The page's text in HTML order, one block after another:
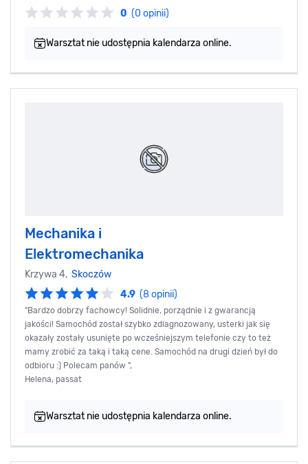
0 (0 opinii)
Warsztat nie udostępnia kalendarza online.
Mechanika i
Elektromechanika
Krzywa 4, Skoczów
4.9 (8 opinii)
"Bardzo dobrzy fachowcy! Solidnie, porządnie i z gwarancją
jakości! Samochód został szybko zdiagnozowany, usterki jak się
okazały zostały usunięte po wcześniejszym telefonie czy to też
mamy zrobić za taką i taką cene. Samochód na drugi dzień był do
odbioru :) Polecam panów ",
Helena, passat
Warsztat nie udostępnia kalendarza online.